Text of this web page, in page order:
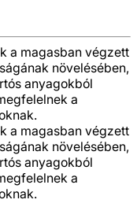
a magasban végzett
növelésében,
anyagokból
a
a magasban végzett
növelésében,
anyagokból
a